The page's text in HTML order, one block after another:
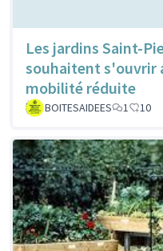
Les jardins Saint-
souhaitent s'ouvrir
mobilité réduite
BOITESAIDEES 1 10